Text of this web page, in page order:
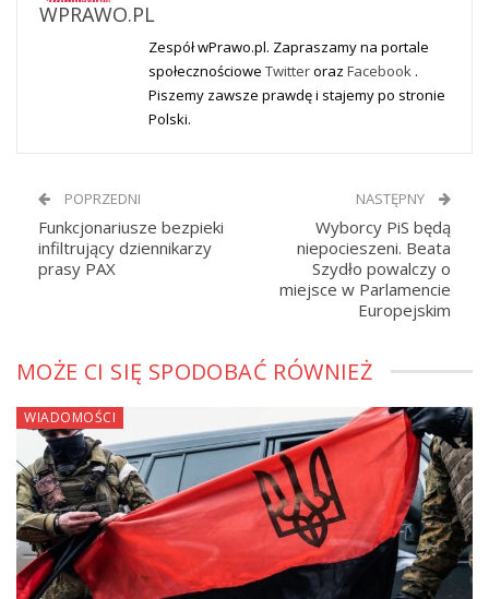
WPRAWO.PL
Zespół wPrawo.pl. Zapraszamy na portale
społecznościowe Twitteroraz Facebook .
Piszemy zawsze prawdę i stajemy po stronie
Polski.
POPRZEDNI
Funkcjonariusze bezpieki
infiltrujący dziennikarzy
prasy PAX
NASTĘPNY
Wyborcy PiS będą
niepocieszeni. Beata
Szydło powalczy o
miejsce w Parlamencie
Europejskim
MOŻE CI SIĘ SPODOBAĆ RÓWNIEŻ
WIADOMOŚCI